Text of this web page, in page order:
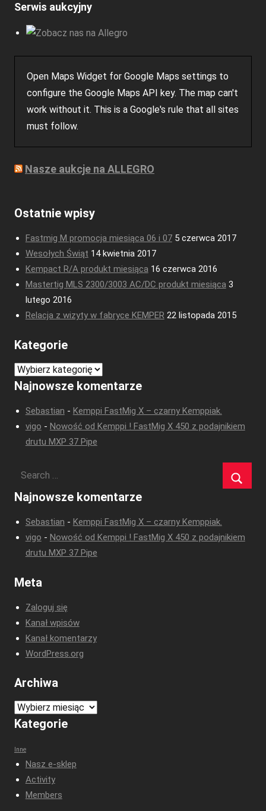
Serwis aukcyjny
Open Maps Widget for Google Maps settings to
configure the Google Maps API key. The map can't
work without it. This is a Google's rule that all sites
must follow.
Nasze aukcje na ALLEGRO
Ostatnie wpisy
Fastmig M promocja miesiąca 06 i 07 5 czerwca 2017
Wesołych Świąt 14 kwietnia 2017
Kempact R/A produkt miesiąca 16 czerwca 2016
Mastertig MLS 2300/3003 AC/DC produkt miesiąca 3
lutego 2016
Relacja z wizyty w fabryce KEMPER 22 listopada 2015
Kategorie
Kategorie
Najnowsze komentarze
Sebastian - Kemppi FastMig X – czarny Kemppiak.
vigo - Nowość od Kemppi ! FastMig X 450 z podajnikiem
drutu MXP 37 Pipe
Najnowsze komentarze
Sebastian - Kemppi FastMig X – czarny Kemppiak.
vigo - Nowość od Kemppi ! FastMig X 450 z podajnikiem
drutu MXP 37 Pipe
Meta
Zaloguj się
Kanał wpisów
Kanał komentarzy
WordPress.org
Archiwa
Archiwa
Kategorie
Inne
Nasz e-sklep
Activity
Members